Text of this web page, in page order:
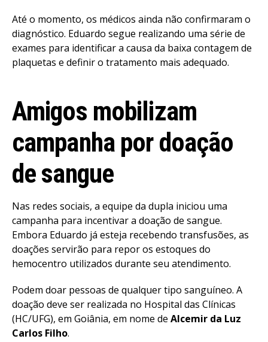
Até o momento, os médicos ainda não confirmaram o
diagnóstico. Eduardo segue realizando uma série de
exames para identificar a causa da baixa contagem de
plaquetas e definir o tratamento mais adequado.
Amigos mobilizam
campanha por doação
de sangue
Nas redes sociais, a equipe da dupla iniciou uma
campanha para incentivar a doação de sangue.
Embora Eduardo já esteja recebendo transfusões, as
doações servirão para repor os estoques do
hemocentro utilizados durante seu atendimento.
Podem doar pessoas de qualquer tipo sanguíneo. A
doação deve ser realizada no Hospital das Clínicas
(HC/UFG), em Goiânia, em nome de Alcemir da Luz
Carlos Filho.